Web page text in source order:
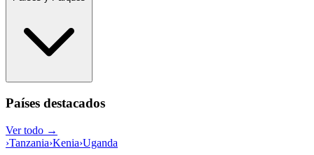
Países destacados
Ver todo →
›Tanzania›Kenia›Uganda